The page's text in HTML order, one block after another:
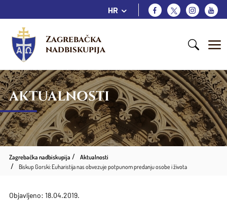
HR
Zagrebačka
nadbiskupija
AKTUALNOSTI
Zagrebačka nadbiskupija
Aktualnosti
Biskup Gorski: Euharistija nas obvezuje potpunom predanju osobe i života
Objavljeno: 18.04.2019.